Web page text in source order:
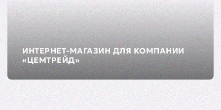
ИНТЕРНЕТ-МАГАЗИН ДЛЯ КОМПАНИИ
«ЦЕМТРЕЙД»